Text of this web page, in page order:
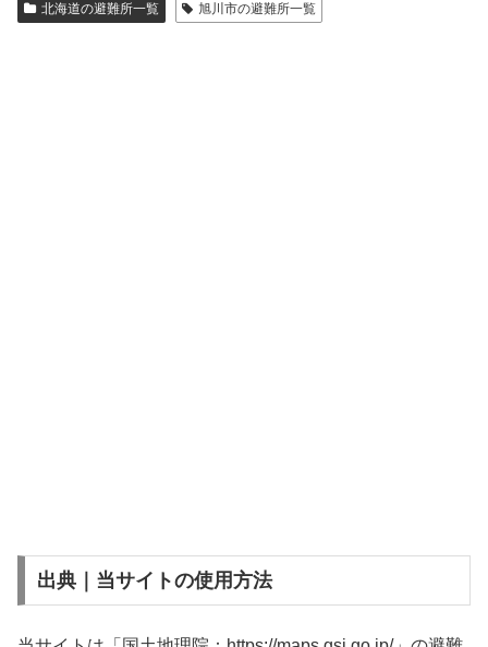
北海道の避難所一覧 旭川市の避難所一覧
出典｜当サイトの使用方法